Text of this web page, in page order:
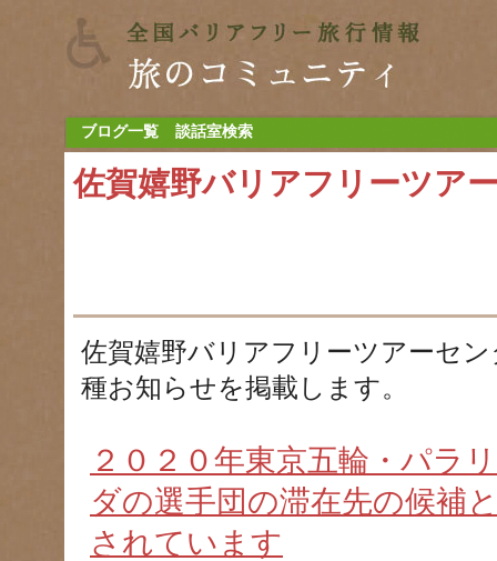
ブログ一覧 談話室検索
佐賀嬉野バリアフリーツア
佐賀嬉野バリアフリーツアーセ
種お知らせを掲載します。
２０２０年東京五輪・パラ
ダの選手団の滞在先の候補
されています